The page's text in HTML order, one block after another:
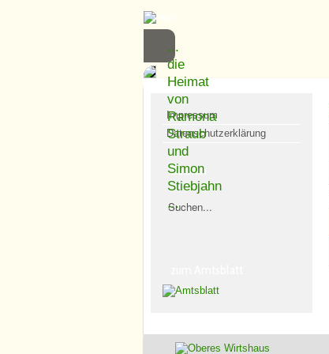
...
die
Heimat
von
Ramona
Straub
und
Simon
Stiebjahn
...
Impressum
Datenschutzerklärung
Suchen